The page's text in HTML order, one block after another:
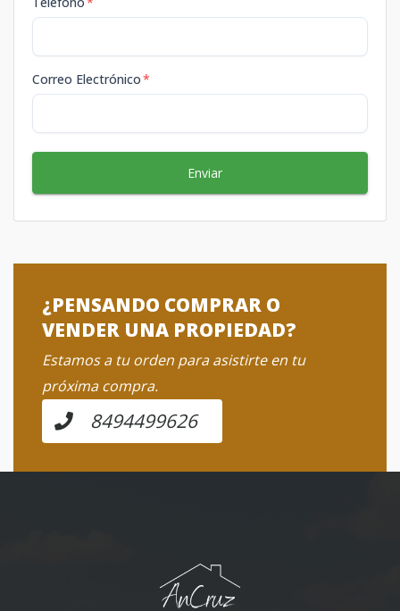
Correo Electrónico*
Enviar
¿PENSANDO COMPRAR O
VENDER UNA PROPIEDAD?
Estamos a tu orden para asistirte en tu
próxima compra.
8494499626